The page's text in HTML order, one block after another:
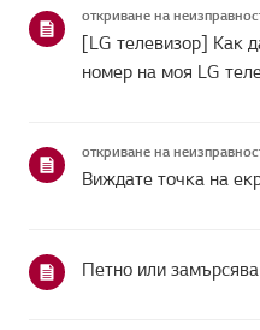
откриване на
[LG телевизор] Как
номер на моя LG
откриване на
Виждате точка на
Петно или